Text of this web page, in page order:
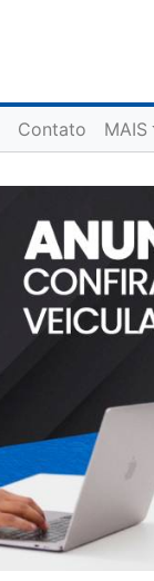
Contato MAIS